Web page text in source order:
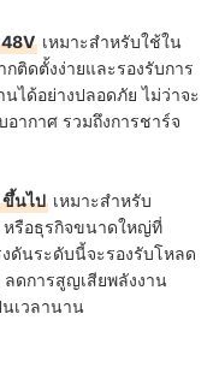
เหมาะสำหรับใช้ใน
ติดตั้งง่ายและรองรับการ
ได้อย่างปลอดภัย ไม่ว่าจะ
อากาศ รวมถึงการชาร์จ
ขึ้นไป เหมาะสำหรับ
หรือธุรกิจขนาดใหญ่ที่
ดันระดับนี้จะรองรับโหลด
ดการสูญเสียพลังงาน
นเวลานาน